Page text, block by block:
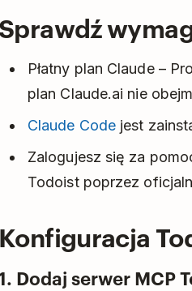
Sprawdź
Płatny plan Claude –
plan Claude.ai nie
Claude Code jest
Zalogujesz się za
Todoist poprzez
Konfiguracja
Dodaj serwer MCP